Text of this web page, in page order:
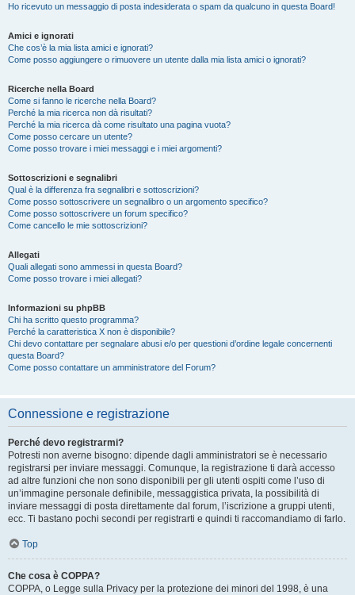
Ho ricevuto un messaggio di posta indesiderata o spam da qualcuno in questa Board!
Amici e ignorati
Che cos’è la mia lista amici e ignorati?
Come posso aggiungere o rimuovere un utente dalla mia lista amici o ignorati?
Ricerche nella Board
Come si fanno le ricerche nella Board?
Perché la mia ricerca non dà risultati?
Perché la mia ricerca dà come risultato una pagina vuota?
Come posso cercare un utente?
Come posso trovare i miei messaggi e i miei argomenti?
Sottoscrizioni e segnalibri
Qual è la differenza fra segnalibri e sottoscrizioni?
Come posso sottoscrivere un segnalibro o un argomento specifico?
Come posso sottoscrivere un forum specifico?
Come cancello le mie sottoscrizioni?
Allegati
Quali allegati sono ammessi in questa Board?
Come posso trovare i miei allegati?
Informazioni su phpBB
Chi ha scritto questo programma?
Perché la caratteristica X non è disponibile?
Chi devo contattare per segnalare abusi e/o per questioni d’ordine legale concernenti
questa Board?
Come posso contattare un amministratore del Forum?
Connessione e registrazione
Perché devo registrarmi?
Potresti non averne bisogno: dipende dagli amministratori se è necessario
registrarsi per inviare messaggi. Comunque, la registrazione ti darà accesso
ad altre funzioni che non sono disponibili per gli utenti ospiti come l’uso di
un’immagine personale definibile, messaggistica privata, la possibilità di
inviare messaggi di posta direttamente dal forum, l’iscrizione a gruppi utenti,
ecc. Ti bastano pochi secondi per registrarti e quindi ti raccomandiamo di farlo.
Top
Che cosa è COPPA?
COPPA, o Legge sulla Privacy per la protezione dei minori del 1998, è una